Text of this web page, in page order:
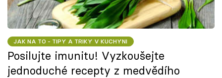
JAK NA TO - TIPY A TRIKY V KUCHYNI
Posilujte imunitu! Vyzkoušejte
jednoduché recepty z medvědího